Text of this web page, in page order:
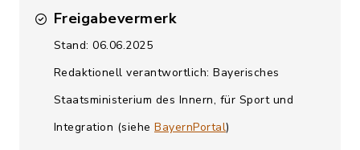
Freigabevermerk
Stand: 06.06.2025
Redaktionell verantwortlich: Bayerisches
Staatsministerium des Innern, für Sport und
Integration (siehe BayernPortal)